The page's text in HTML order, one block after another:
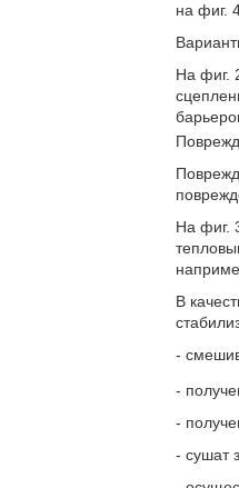
на фиг.
На фиг.
На фиг.
В
-
-
-
- сушат